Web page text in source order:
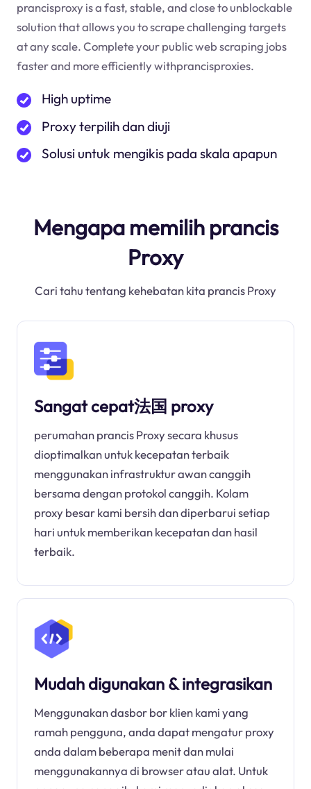
prancisproxy is a fast, stable, and close to unblockable
solution that allows you to scrape challenging targets
at any scale. Complete your public web scraping jobs
faster and more efficiently withprancisproxies.
High uptime
Proxy terpilih dan diuji
Solusi untuk mengikis pada skala apapun
Mengapa memilih prancis
Proxy
Cari tahu tentang kehebatan kita prancis Proxy
Sangat cepat法国 proxy
perumahan prancis Proxy secara khusus
dioptimalkan untuk kecepatan terbaik
menggunakan infrastruktur awan canggih
bersama dengan protokol canggih. Kolam
proxy besar kami bersih dan diperbarui setiap
hari untuk memberikan kecepatan dan hasil
terbaik.
Mudah digunakan & integrasikan
Menggunakan dasbor bor klien kami yang
ramah pengguna, anda dapat mengatur proxy
anda dalam beberapa menit dan mulai
menggunakannya di browser atau alat. Untuk